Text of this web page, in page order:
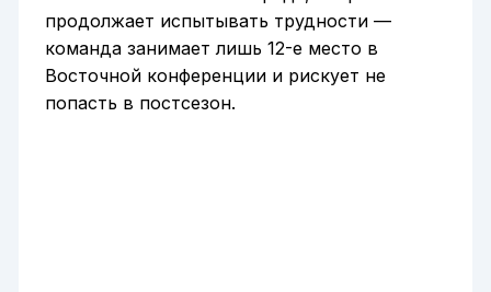
продолжает испытывать трудности —
команда занимает лишь 12-е место в
Восточной конференции и рискует не
попасть в постсезон.